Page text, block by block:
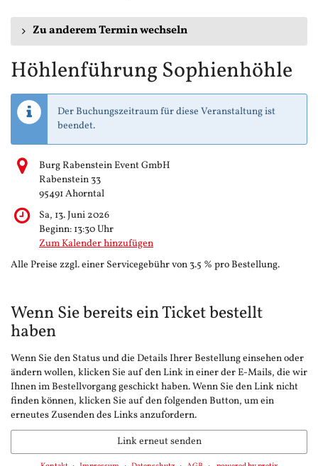
Zu anderem Termin wechseln
Höhlenführung Sophienhöhle
Der Buchungszeitraum für diese Veranstaltung ist
beendet.
Burg Rabenstein Event GmbH
Rabenstein 33
95491 Ahorntal
Sa, 13. Juni 2026
Beginn: 13:30Uhr
Zum Kalender hinzufügen
Alle Preise zzgl. einer Servicegebühr von 3.5 % pro Bestellung.
Wenn Sie bereits ein Ticket bestellt
haben
Wenn Sie den Status und die Details Ihrer Bestellung einsehen oder
ändern wollen, klicken Sie auf den Link in einer der E-Mails, die wir
Ihnen im Bestellvorgang geschickt haben. Wenn Sie den Link nicht
finden können, klicken Sie auf den folgenden Button, um ein
erneutes Zusenden des Links anzufordern.
Link erneut senden